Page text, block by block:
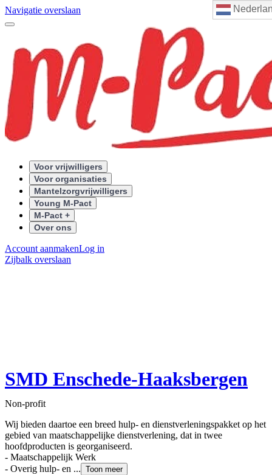
Navigatie overslaan
Voor vrijwilligers
Voor organisaties
Mantelzorgvrijwilligers
Young M-Pact
M-Pact +
Over ons
Account aanmakenLog in
Zijbalk overslaan
SMD Enschede-Haaksbergen
Non-profit
Wij bieden daartoe een breed hulp- en dienstverleningspakket op het
gebied van maatschappelijke dienstverlening, dat in twee
hoofdproducten is georganiseerd.
- Maatschappelijk Werk
- Overig hulp- en ... Toon meer